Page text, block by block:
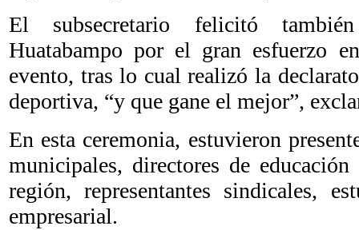
El subsecretario felicitó
Huatabampo por el gran esfuerzo
evento, tras lo cual realizó la
deportiva, “y que gane el mejor”,
En esta ceremonia, estuvieron
municipales, directores de
región, representantes sindicales,
empresarial.